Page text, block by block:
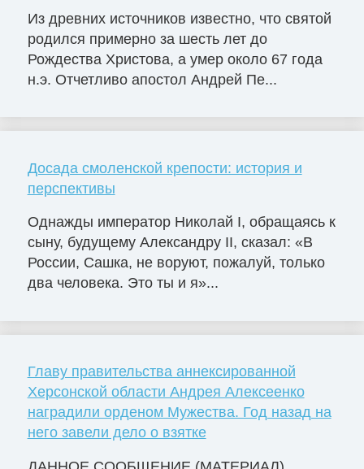
Из древних источников известно, что святой
родился примерно за шесть лет до
Рождества Христова, а умер около 67 года
н.э. Отчетливо апостол Андрей Пе...
Досада смоленской крепости: история и
перспективы
Однажды император Николай I, обращаясь к
сыну, будущему Александру II, сказал: «В
России, Сашка, не воруют, пожалуй, только
два человека. Это ты и я»...
Главу правительства аннексированной
Херсонской области Андрея Алексеенко
наградили орденом Мужества. Год назад на
него завели дело о взятке